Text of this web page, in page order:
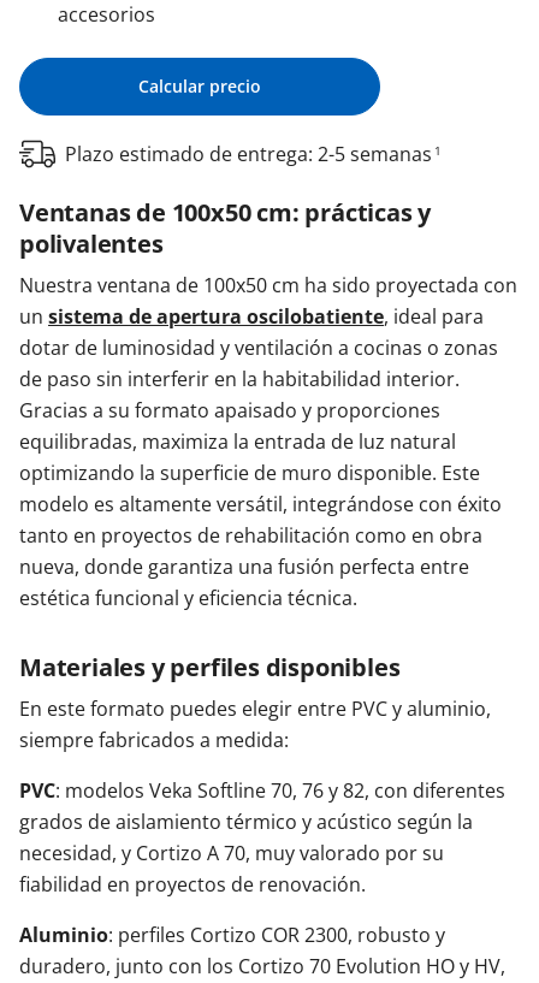
accesorios
Calcular precio
Plazo estimado de entrega: 2-5 semanas 1
Ventanas de 100x50 cm: prácticas y
polivalentes
Nuestra ventana de 100x50 cm ha sido proyectada con
un sistema de apertura oscilobatiente, ideal para
dotar de luminosidad y ventilación a cocinas o zonas
de paso sin interferir en la habitabilidad interior.
Gracias a su formato apaisado y proporciones
equilibradas, maximiza la entrada de luz natural
optimizando la superficie de muro disponible. Este
modelo es altamente versátil, integrándose con éxito
tanto en proyectos de rehabilitación como en obra
nueva, donde garantiza una fusión perfecta entre
estética funcional y eficiencia técnica.
Materiales y perfiles disponibles
En este formato puedes elegir entre PVC y aluminio,
siempre fabricados a medida:
PVC: modelos Veka Softline 70, 76 y 82, con diferentes
grados de aislamiento térmico y acústico según la
necesidad, y Cortizo A 70, muy valorado por su
fiabilidad en proyectos de renovación.
Aluminio: perfiles Cortizo COR 2300, robusto y
duradero, junto con los Cortizo 70 Evolution HO y HV,